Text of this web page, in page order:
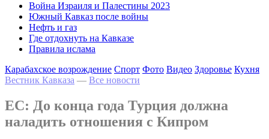
Война Израиля и Палестины 2023
Южный Кавказ после войны
Нефть и газ
Где отдохнуть на Кавказе
Правила ислама
Карабахское возрождение Спорт Фото Видео Здоровье Кухня
Вестник Кавказа — Все новости
ЕС: До конца года Турция должна
наладить отношения с Кипром